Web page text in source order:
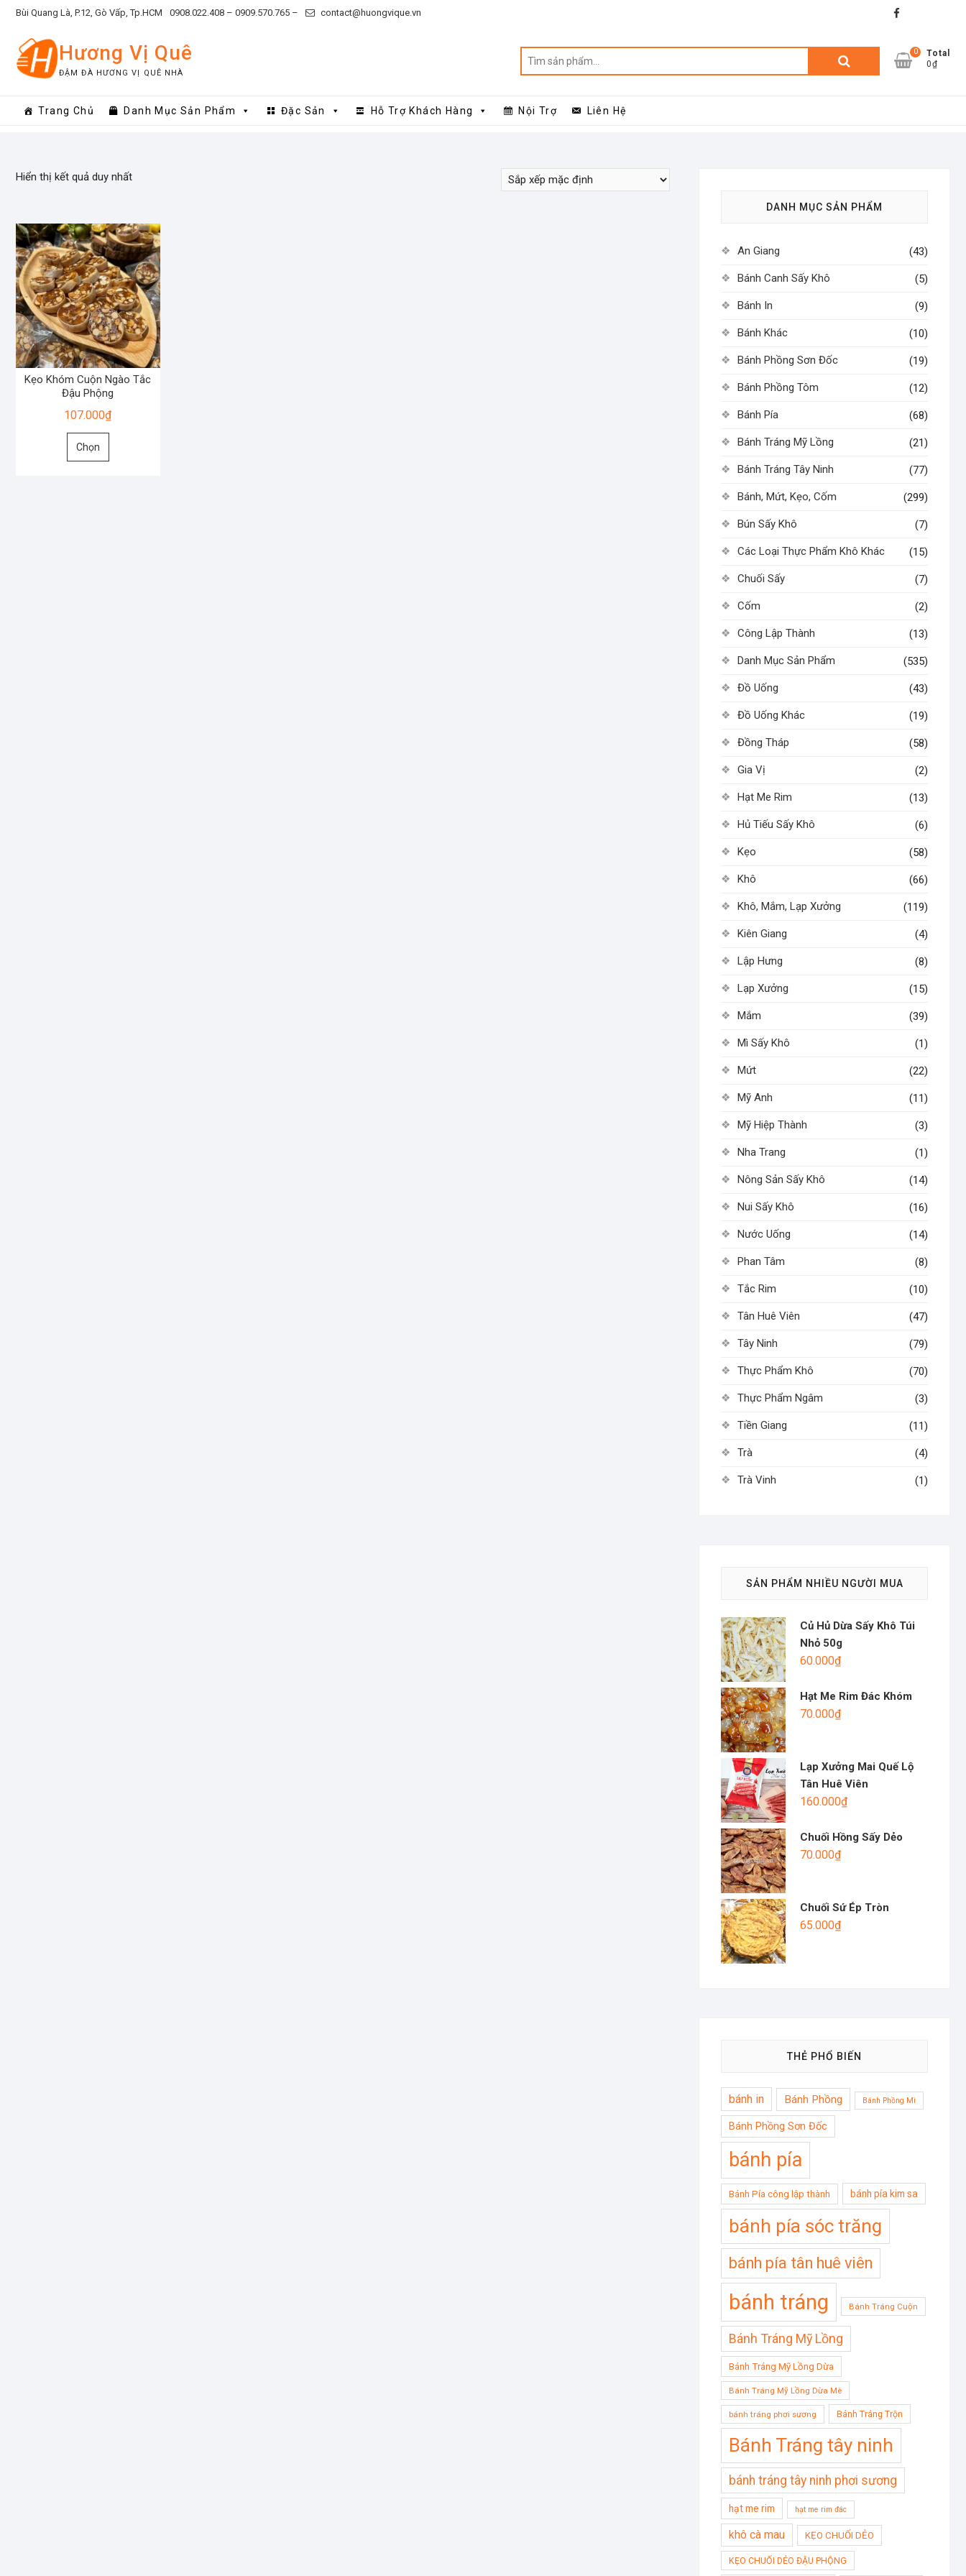
Skip
content
Bùi Quang Là, P.12, Gò Vấp, Tp.HCM 0908.022.408 – 0909.570.765 – contact@huongvique.vn facebook
Hương Vị Quê
ĐẬM ĐÀ HƯƠNG VỊ QUÊ NHÀ
0
Total
0₫
Trang Chủ Danh Mục Sản Phẩm Đặc Sản Hỗ Trợ Khách Hàng Nội Trợ Liên Hệ
Hiển thị kết quả duy nhất
Kẹo Khóm Cuộn Ngào Tắc
Đậu Phộng
107.000₫
Chọn
Sản
DANH MỤC SẢN PHẨM
An Giang (43)
Bánh Canh Sấy Khô (5)
Bánh In (9)
Bánh Khác (10)
Bánh Phồng Sơn Đốc (19)
Bánh Phồng Tôm (12)
Bánh Pía (68)
Bánh Tráng Mỹ Lồng (21)
Bánh Tráng Tây Ninh (77)
Bánh, Mứt, Kẹo, Cốm (299)
Bún Sấy Khô (7)
Các Loại Thực Phẩm Khô Khác (15)
Chuối Sấy (7)
Cốm (2)
Công Lập Thành (13)
Danh Mục Sản Phẩm (535)
Đồ Uống (43)
Đồ Uống Khác (19)
Đồng Tháp (58)
Gia Vị (2)
Hạt Me Rim (13)
Hủ Tiếu Sấy Khô (6)
Kẹo (58)
Khô (66)
Khô, Mắm, Lạp Xưởng (119)
Kiên Giang (4)
Lập Hưng (8)
Lạp Xưởng (15)
Mắm (39)
Mì Sấy Khô (1)
Mứt (22)
Mỹ Anh (11)
Mỹ Hiệp Thành (3)
Nha Trang (1)
Nông Sản Sấy Khô (14)
Nui Sấy Khô (16)
Nước Uống (14)
Phan Tâm (8)
Tắc Rim (10)
Tân Huê Viên (47)
Tây Ninh (79)
Thực Phẩm Khô (70)
Thực Phẩm Ngâm (3)
Tiền Giang (11)
Trà (4)
Trà Vinh (1)
SẢN PHẨM NHIỀU NGƯỜI MUA
Củ Hủ Dừa Sấy Khô Túi
Nhỏ 50g
60.000₫
Hạt Me Rim Đác Khóm
70.000₫
Lạp Xưởng Mai Quế Lộ
Tân Huê Viên
160.000₫
Chuối Hồng Sấy Dẻo
70.000₫
Chuối Sứ Ép Tròn
65.000₫
THẺ PHỔ BIẾN
bánh in Bánh Phồng Bánh Phồng Mì
Bánh Phồng Sơn Đốc
bánh pía
Bánh Pía công lập thành bánh pía kim sa
bánh pía sóc trăng
bánh pía tân huê viên
bánh tráng Bánh Tráng Cuộn
Bánh Tráng Mỹ Lồng
Bánh Tráng Mỹ Lồng Dừa
Bánh Tráng Mỹ Lồng Dừa Mè
bánh tráng phơi sương Bánh Tráng Trộn
Bánh Tráng tây ninh
bánh tráng tây ninh phơi sương
hạt me rim hạt me rim đác
khô cà mau KẸO CHUỐI DẺO
KẸO CHUỐI DẺO ĐẬU PHỘNG